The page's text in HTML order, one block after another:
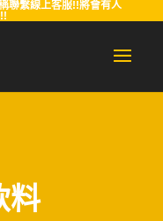
聯繫線上客服!!將會有人
料